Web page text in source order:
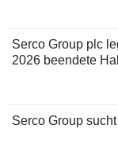
Serco Group plc
2026 beendete
Serco Group